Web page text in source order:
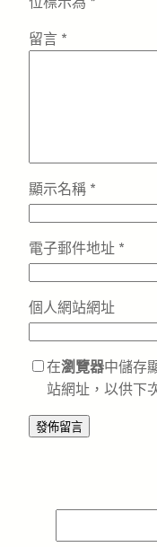
留言 *
顯示名稱 *
電子郵件地址 *
個人網站網址
在瀏覽器中儲存
站網址，以供下
e